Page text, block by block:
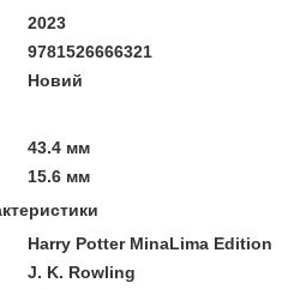
2023
9781526666321
Новий
43.4 мм
15.6 мм
Harry Potter MinaLima Edition
J. K. Rowling